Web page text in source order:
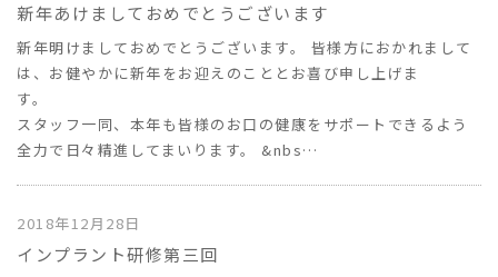
新年あけましておめでとうございます
新年明けましておめでとうございます。 皆様方におかれまして
は、お健やかに新年をお迎えのこととお喜び申し上げま
す
スタッフ一同、本年も皆様のお口の健康をサポートできるよう
全力で日々精進してまいります。 &nbs…
2018年12月28日
インプラント研修第三回